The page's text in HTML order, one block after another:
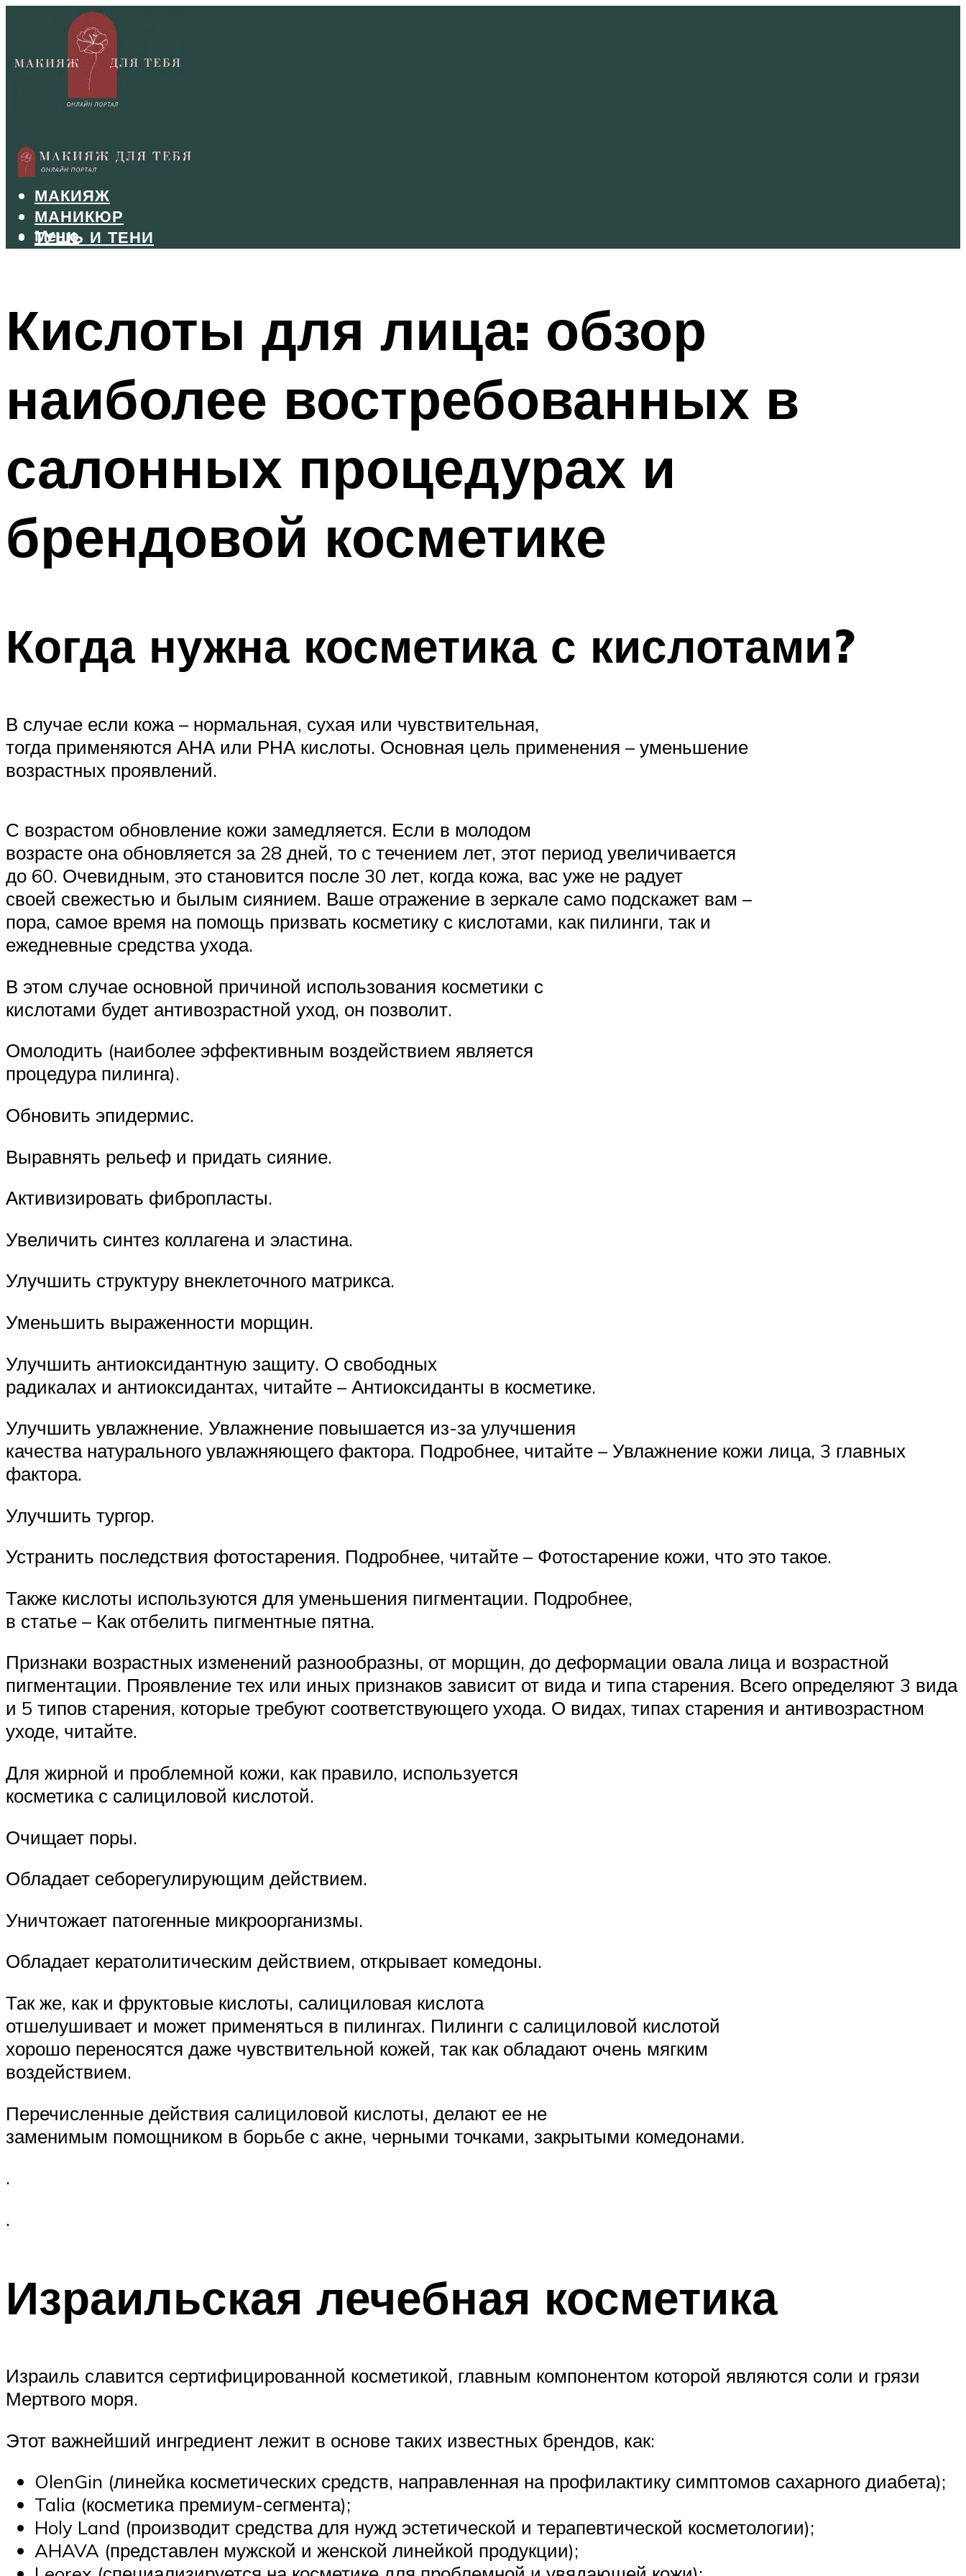
БРОВИ
ВОЛОСЫ
МАКИЯЖ
МАНИКЮР
ТУШЬ И ТЕНИ
Меню
Кислоты для лица: обзор
наиболее востребованных в
салонных процедурах и
брендовой косметике
Когда нужна косметика с кислотами?
В случае если кожа – нормальная, сухая или чувствительная,
тогда применяются АНА или РНА кислоты. Основная цель применения – уменьшение
возрастных проявлений.
С возрастом обновление кожи замедляется. Если в молодом
возрасте она обновляется за 28 дней, то с течением лет, этот период увеличивается
до 60. Очевидным, это становится после 30 лет, когда кожа, вас уже не радует
своей свежестью и былым сиянием. Ваше отражение в зеркале само подскажет вам –
пора, самое время на помощь призвать косметику с кислотами, как пилинги, так и
ежедневные средства ухода.
В этом случае основной причиной использования косметики с
кислотами будет антивозрастной уход, он позволит.
Омолодить (наиболее эффективным воздействием является
процедура пилинга).
Обновить эпидермис.
Выравнять рельеф и придать сияние.
Активизировать фибропласты.
Увеличить синтез коллагена и эластина.
Улучшить структуру внеклеточного матрикса.
Уменьшить выраженности морщин.
Улучшить антиоксидантную защиту. О свободных
радикалах и антиоксидантах, читайте – Антиоксиданты в косметике.
Улучшить увлажнение. Увлажнение повышается из-за улучшения
качества натурального увлажняющего фактора. Подробнее, читайте – Увлажнение кожи лица, 3 главных
фактора.
Улучшить тургор.
Устранить последствия фотостарения. Подробнее, читайте – Фотостарение кожи, что это такое.
Также кислоты используются для уменьшения пигментации. Подробнее,
в статье – Как отбелить пигментные пятна.
Признаки возрастных изменений разнообразны, от морщин, до деформации овала лица и возрастной
пигментации. Проявление тех или иных признаков зависит от вида и типа старения. Всего определяют 3 вида
и 5 типов старения, которые требуют соответствующего ухода. О видах, типах старения и антивозрастном
уходе, читайте.
Для жирной и проблемной кожи, как правило, используется
косметика с салициловой кислотой.
Очищает поры.
Обладает себорегулирующим действием.
Уничтожает патогенные микроорганизмы.
Обладает кератолитическим действием, открывает комедоны.
Так же, как и фруктовые кислоты, салициловая кислота
отшелушивает и может применяться в пилингах. Пилинги с салициловой кислотой
хорошо переносятся даже чувствительной кожей, так как обладают очень мягким
воздействием.
Перечисленные действия салициловой кислоты, делают ее не
заменимым помощником в борьбе с акне, черными точками, закрытыми комедонами.
.
.
Израильская лечебная косметика
Израиль славится сертифицированной косметикой, главным компонентом которой являются соли и грязи
Мертвого моря.
Этот важнейший ингредиент лежит в основе таких известных брендов, как:
OlenGin (линейка косметических средств, направленная на профилактику симптомов сахарного диабета);
Talia (косметика премиум-сегмента);
Holy Land (производит средства для нужд эстетической и терапевтической косметологии);
AHAVA (представлен мужской и женской линейкой продукции);